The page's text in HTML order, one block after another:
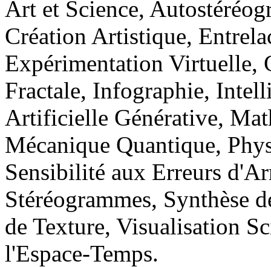
Art et Science,
Création Artistique,
Expérimentation Virtuelle,
Fractale, Infographie,
Artificielle Générative,
Mécanique Quantique,
Sensibilité aux Erreurs
Stéréogrammes, Synthèse
de Texture, Visualisation
l'Espace-Temps.